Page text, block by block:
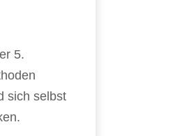
5.
sich selbst